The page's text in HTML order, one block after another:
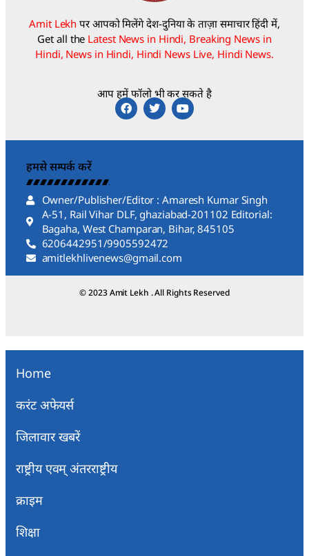
Amit Lekh पर आपको मिलेंगे देश-दुनिया के ताज़ा समाचार हिंदी में,
Get all the Latest News in Hindi, Breaking News in
Hindi, News in Hindi, Hindi News Live, Hindi News.
आप हमें फॉलो भी कर सकते है
हमसे सम्पर्क करें
Owner/Publisher/Editor : Amaresh Kumar Singh
A-51, Rail Vihar DLF, ghaziabad-201102 Editorial:
Bagaha, West Champaran, Bihar, 845105
6206442951/9905592472
amitlekhlivenews@gmail.com
© 2023 Amit Lekh . All Rights Reserved
Home
करंट अफेयर्स
जिलावार खबरें
राष्ट्रीय एवम् अंतरराष्ट्रीय
क्राइम
शिक्षा